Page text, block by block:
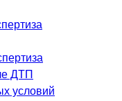
ДТП
условий